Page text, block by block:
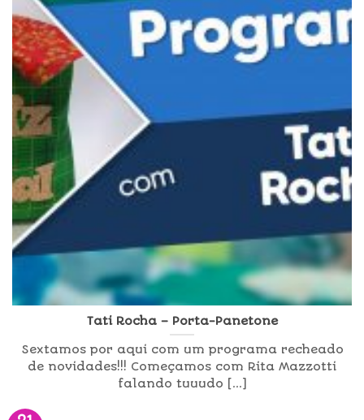
Tati Rocha – Porta-Panetone
Sextamos por aqui com um programa recheado
de novidades!!! Começamos com Rita Mazzotti
falando tuuudo [...]